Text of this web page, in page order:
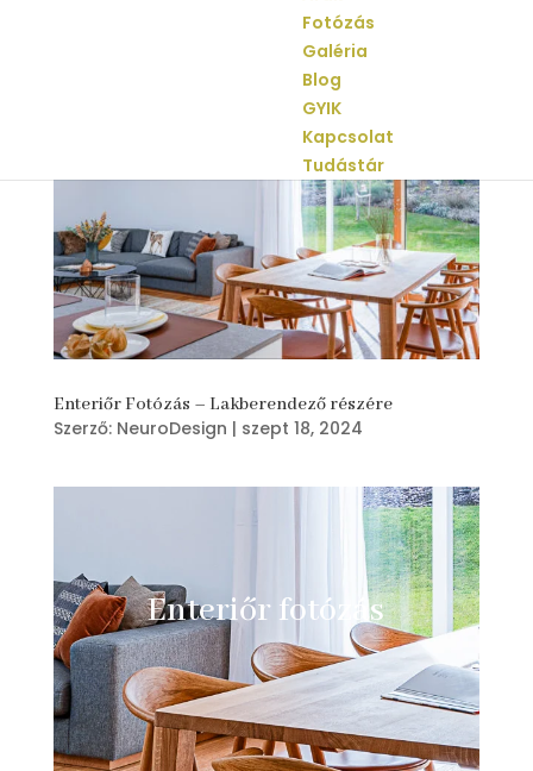
Fotózás
Galéria
Blog
GYIK
Kapcsolat
Tudástár
Enteriőr Fotózás – Lakberendező részére
Szerző: NeuroDesign | szept 18, 2024
Enteriőr fotózás